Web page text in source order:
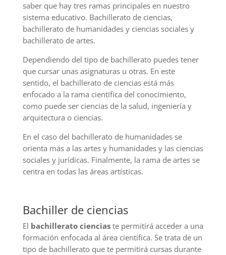
saber que hay tres ramas principales en nuestro
sistema educativo. Bachillerato de ciencias,
bachillerato de humanidades y ciencias sociales y
bachillerato de artes.
Dependiendo del tipo de bachillerato puedes tener
que cursar unas asignaturas u otras. En este
sentido, el bachillerato de ciencias está más
enfocado a la rama científica del conocimiento,
como puede ser ciencias de la salud, ingeniería y
arquitectura o ciencias.
En el caso del bachillerato de humanidades se
orienta más a las artes y humanidades y las ciencias
sociales y jurídicas. Finalmente, la rama de artes se
centra en todas las áreas artísticas.
Bachiller de ciencias
El bachillerato cienciaste permitirá acceder a una
formación enfocada al área científica. Se trata de un
tipo de bachillerato que te permitirá cursas durante